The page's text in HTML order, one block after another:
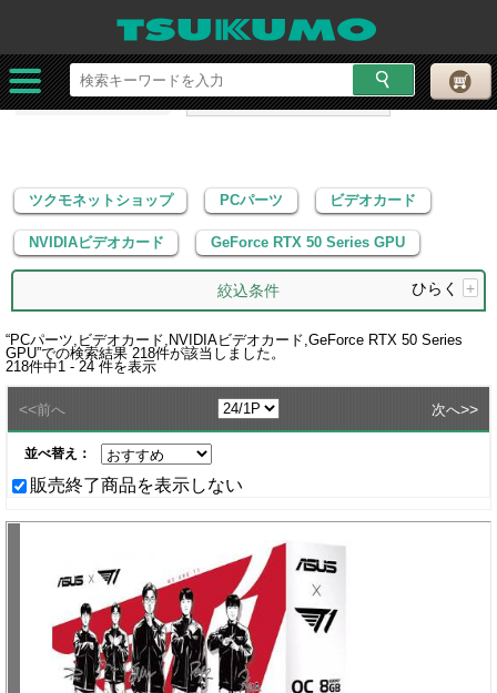
ツクモネットショップ PCパーツ
ビデオカード
NVIDIAビデオカード
GeForce RTX 50 Series GPU
ツクモネットショップ PCパーツ ビデオカード
NVIDIAビデオカード GeForce RTX 50 Series GPU
絞込条件 ひらく +
“PCパーツ,ビデオカード,NVIDIAビデオカード,GeForce RTX 50 Series
GPU”での検索結果 218件が該当しました。
218件中1 - 24 件を表示
<<前へ 次へ>>
並べ替え：
販売終了商品を表示しない